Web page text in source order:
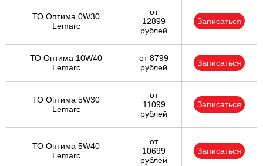
ТО Оптима 0W30
Lemarc
от
12899
рублей
Записаться
ТО Оптима 10W40
Lemarc
от 8799
рублей
Записаться
ТО Оптима 5W30
Lemarc
от
11099
рублей
Записаться
ТО Оптима 5W40
Lemarc
от
10699
рублей
Записаться